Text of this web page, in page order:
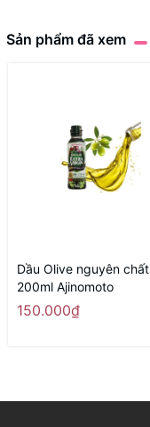
Sản phẩm đã xem
Dầu Olive nguyên chất
200ml Ajinomoto
150.000₫